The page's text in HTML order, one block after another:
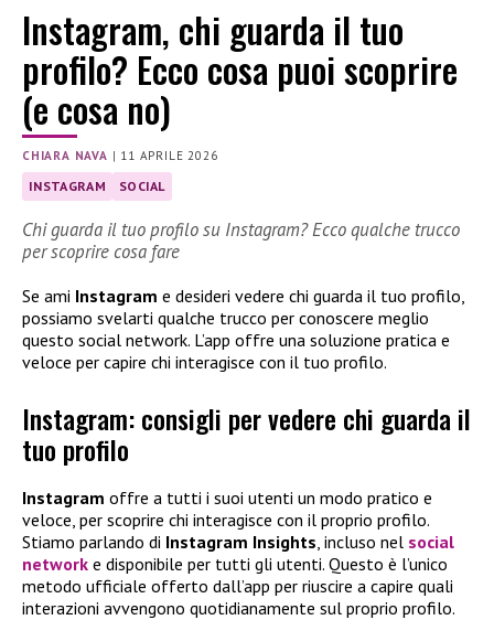
Instagram, chi guarda il tuo
profilo? Ecco cosa puoi scoprire
(e cosa no)
CHIARA NAVA | 11 APRILE 2026
INSTAGRAM SOCIAL
Chi guarda il tuo profilo su Instagram? Ecco qualche trucco
per scoprire cosa fare
Se ami Instagram e desideri vedere chi guarda il tuo profilo,
possiamo svelarti qualche trucco per conoscere meglio
questo social network. L’app offre una soluzione pratica e
veloce per capire chi interagisce con il tuo profilo.
Instagram: consigli per vedere chi guarda il
tuo profilo
Instagram offre a tutti i suoi utenti un modo pratico e
veloce, per scoprire chi interagisce con il proprio profilo.
Stiamo parlando di Instagram Insights , incluso nel social
network e disponibile per tutti gli utenti. Questo è l’unico
metodo ufficiale offerto dall’app per riuscire a capire quali
interazioni avvengono quotidianamente sul proprio profilo.